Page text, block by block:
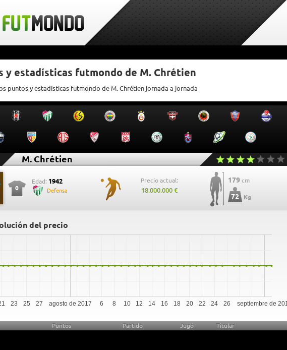
y estadísticas futmondo de M. Chrétien
puntos y estadísticas futmondo de M. Chrétien jornada a jornada
M. Chrétien
0
Edad: 1942
Defensa
Precio actual:
18.000.000 €
179 cm
72 Kg
del precio
agosto de 2017 septiembre de
23 25 27 6 8 10 12 14 16 18 20 22 24 26
Puntos Partido Jugó Titular